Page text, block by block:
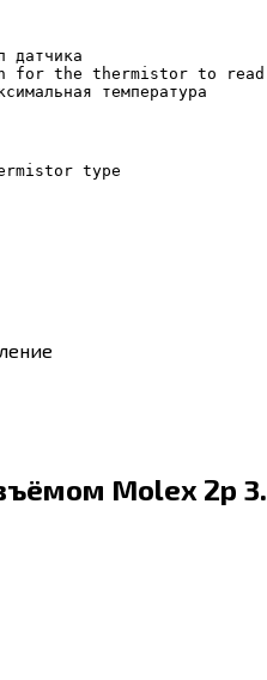
for the thermistor to read
type
Molex 2p